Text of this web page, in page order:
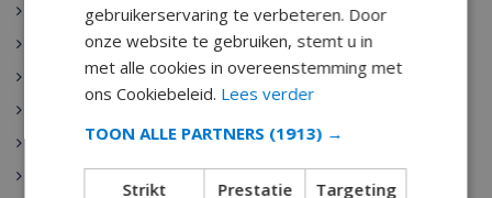
Playa de Aro
Sant Antoni de Calonge
Tamariu
Pineda de Mar
gebruikerservaring te verbeteren. Door
onze website te gebruiken, stemt u in
met alle cookies in overeenstemming met
ons Cookiebeleid. Lees verder
TOON ALLE PARTNERS (1913) →
Strikt
Prestatie Targeting